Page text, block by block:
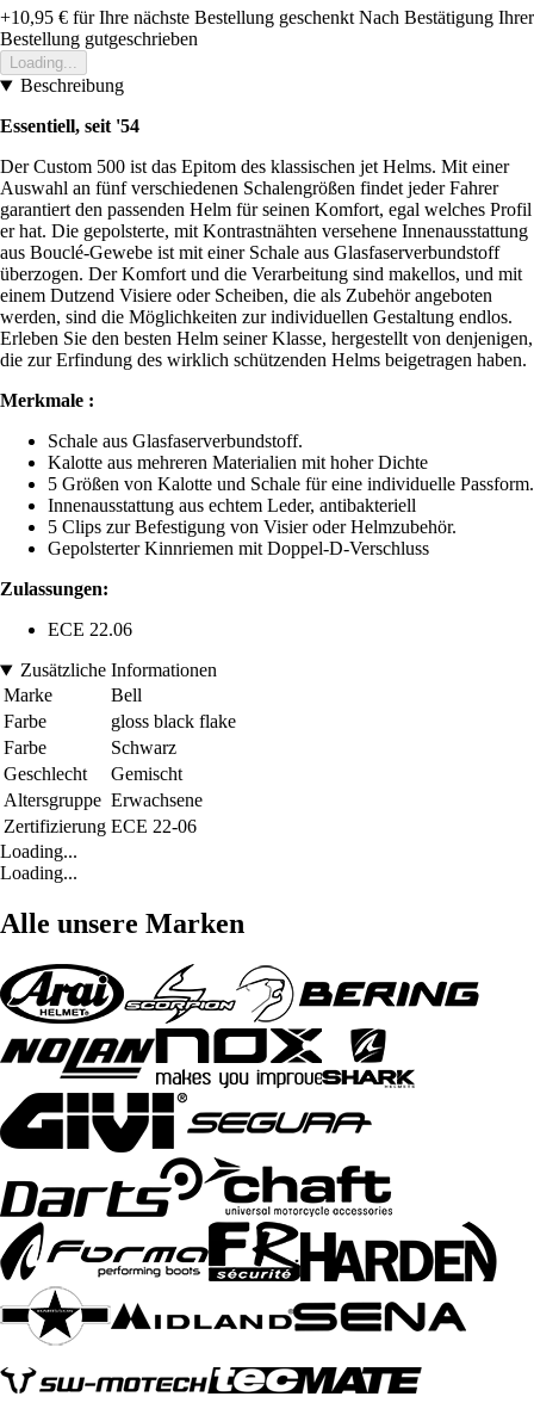
+10,95 € für Ihre nächste Bestellung geschenkt Nach Bestätigung Ihrer
Bestellung gutgeschrieben
Loading...
Beschreibung
Essentiell, seit '54
Der Custom 500 ist das Epitom des klassischen jet Helms. Mit einer
Auswahl an fünf verschiedenen Schalengrößen findet jeder Fahrer
garantiert den passenden Helm für seinen Komfort, egal welches Profil
er hat. Die gepolsterte, mit Kontrastnähten versehene Innenausstattung
aus Bouclé-Gewebe ist mit einer Schale aus Glasfaserverbundstoff
überzogen. Der Komfort und die Verarbeitung sind makellos, und mit
einem Dutzend Visiere oder Scheiben, die als Zubehör angeboten
werden, sind die Möglichkeiten zur individuellen Gestaltung endlos.
Erleben Sie den besten Helm seiner Klasse, hergestellt von denjenigen,
die zur Erfindung des wirklich schützenden Helms beigetragen haben.
Merkmale :
Schale aus Glasfaserverbundstoff.
Kalotte aus mehreren Materialien mit hoher Dichte
5 Größen von Kalotte und Schale für eine individuelle Passform.
Innenausstattung aus echtem Leder, antibakteriell
5 Clips zur Befestigung von Visier oder Helmzubehör.
Gepolsterter Kinnriemen mit Doppel-D-Verschluss
Zulassungen:
ECE 22.06
Zusätzliche Informationen
Marke
Bell
Farbe
gloss black flake
Farbe
Schwarz
Geschlecht
Gemischt
Altersgruppe Erwachsene
Zertifizierung ECE 22-06
Loading...
Loading...
Alle unsere Marken